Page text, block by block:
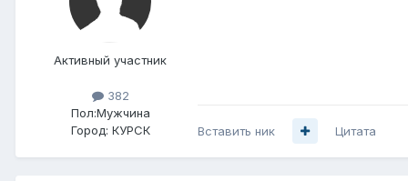
Активный участник
382
Пол:Мужчина
Город: КУРСК Вставить ник Цитата